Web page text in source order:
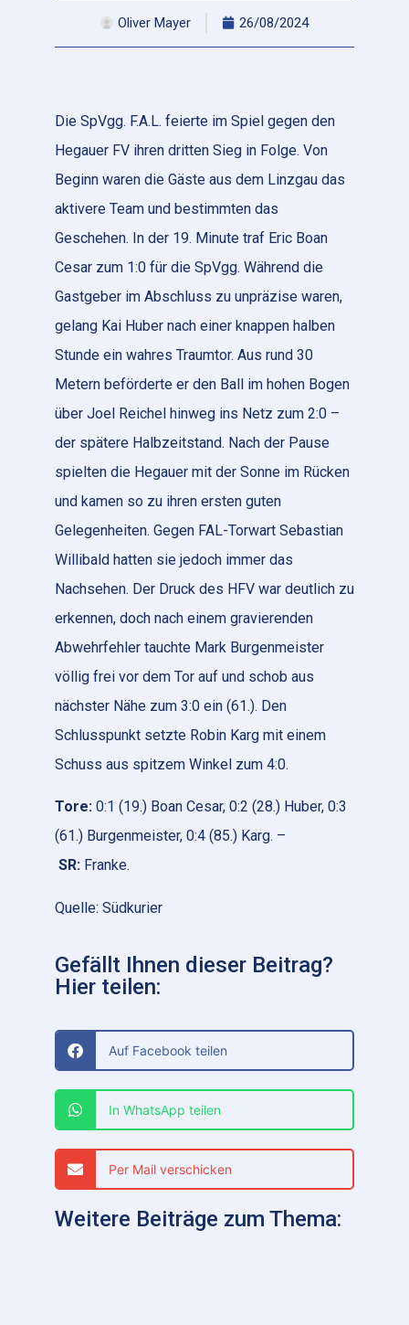
Oliver Mayer 26/08/2024
Die SpVgg. F.A.L. feierte im Spiel gegen den
Hegauer FV ihren dritten Sieg in Folge. Von
Beginn waren die Gäste aus dem Linzgau das
aktivere Team und bestimmten das
Geschehen. In der 19. Minute traf Eric Boan
Cesar zum 1:0 für die SpVgg. Während die
Gastgeber im Abschluss zu unpräzise waren,
gelang Kai Huber nach einer knappen halben
Stunde ein wahres Traumtor. Aus rund 30
Metern beförderte er den Ball im hohen Bogen
über Joel Reichel hinweg ins Netz zum 2:0 –
der spätere Halbzeitstand. Nach der Pause
spielten die Hegauer mit der Sonne im Rücken
und kamen so zu ihren ersten guten
Gelegenheiten. Gegen FAL-Torwart Sebastian
Willibald hatten sie jedoch immer das
Nachsehen. Der Druck des HFV war deutlich zu
erkennen, doch nach einem gravierenden
Abwehrfehler tauchte Mark Burgenmeister
völlig frei vor dem Tor auf und schob aus
nächster Nähe zum 3:0 ein (61.). Den
Schlusspunkt setzte Robin Karg mit einem
Schuss aus spitzem Winkel zum 4:0.
Tore: 0:1 (19.) Boan Cesar, 0:2 (28.) Huber, 0:3
(61.) Burgenmeister, 0:4 (85.) Karg. –
SR: Franke.
Quelle: Südkurier
Gefällt Ihnen dieser Beitrag?
Hier teilen:
Auf Facebook teilen
In WhatsApp teilen
Per Mail verschicken
Weitere Beiträge zum Thema: